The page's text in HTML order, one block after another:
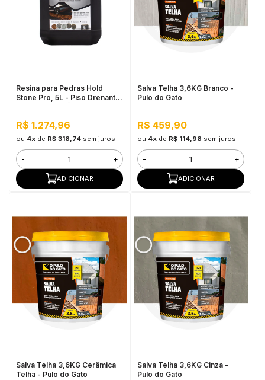
Resina para Pedras Hold
Stone Pro, 5L - Piso Drenante
R$ 1.274,96
ou 4xde R$ 318,74 sem juros
- +
ADICIONAR
Salva Telha 3,6KG Branco -
Pulo do Gato
R$ 459,90
ou 4xde R$ 114,98 sem juros
- +
ADICIONAR
Salva Telha 3,6KG Cerâmica
Telha - Pulo do Gato
Salva Telha 3,6KG Cinza -
Pulo do Gato